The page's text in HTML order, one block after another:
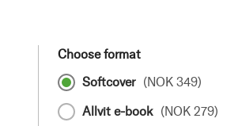
Choose format
Softcover (NOK 349)
Allvit e-book (NOK 279)